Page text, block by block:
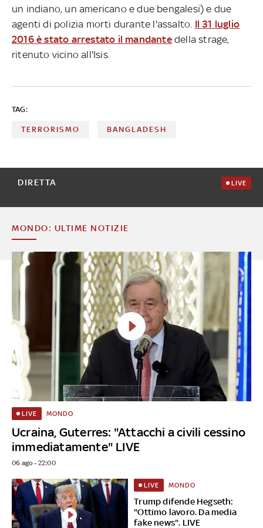
un indiano, un americano e due bengalesi) e due
agenti di polizia morti durante l'assalto. Il 31 luglio
2016 è stato arrestato il mandantedella strage,
ritenuto vicino all'Isis.
TAG:
TERRORISMO BANGLADESH
DIRETTA LIVE
MONDO: ULTIME NOTIZIE
Ucraina, Guterres: "Attacchi a civili cessino
immediatamente" LIVE
LIVE MONDO
06 ago - 22:00
Trump difende Hegseth:
"Ottimo lavoro. Da media
fake news". LIVE
LIVE MONDO